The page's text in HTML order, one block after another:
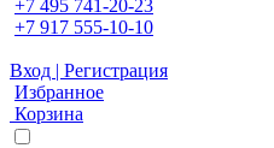
+7 495 741-20-23
+7 917 555-10-10
Вход | Регистрация
Избранное
Корзина